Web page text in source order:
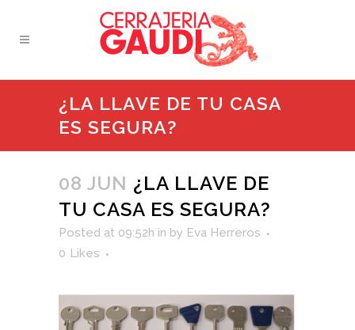
¿LA LLAVE DE TU CASA
ES SEGURA?
08 JUN ¿LA LLAVE DE
TU CASA ES SEGURA?
Posted at 09:52h in by Eva Herreros
0 Likes